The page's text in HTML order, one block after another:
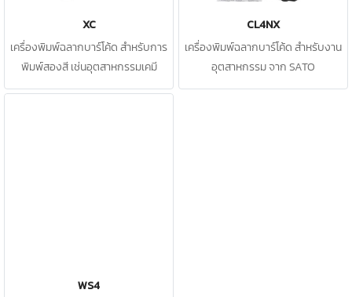
XC
เครื่องพิมพ์ฉลากบาร์โค้ด สำหรับการ
พิมพ์สองสี เช่นอุตสาหกรรมเคมี
CL4NX
เครื่องพิมพ์ฉลากบาร์โค้ด สำหรับงาน
อุตสาหกรรม จาก SATO
WS4